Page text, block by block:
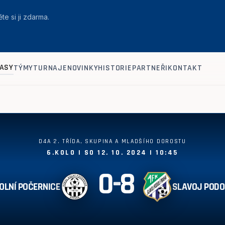
si ji zdarma.
TÝMYTURNAJENOVINKYHISTORIEPARTNEŘIKONTAKT
D4A 2. TŘÍDA, SKUPINA A MLADŠÍHO DOROSTU
6.KOLO | SO 12. 10. 2024 | 10:45
POČERNICE 0-8 SLAVOJ